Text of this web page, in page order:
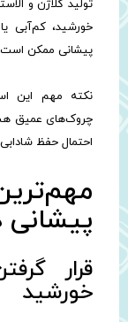
تولید کلاژن و
خورشید، کم‌آبی
پیشانی ممکن است
نکته مهم این
چروک‌های عمیق
احتمال حفظ
قرار
خورشید